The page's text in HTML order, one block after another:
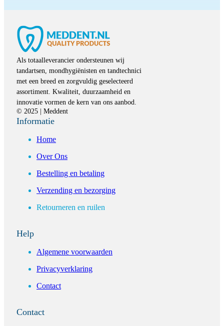
Als totaalleverancier ondersteunen wij
tandartsen, mondhygiënisten en tandtechnici
met een breed en zorgvuldig geselecteerd
assortiment. Kwaliteit, duurzaamheid en
innovatie vormen de kern van ons aanbod.
© 2025 | Meddent
Informatie
Home
Over Ons
Bestelling en betaling
Verzending en bezorging
Retourneren en ruilen
Help
Algemene voorwaarden
Privacyverklaring
Contact
Contact